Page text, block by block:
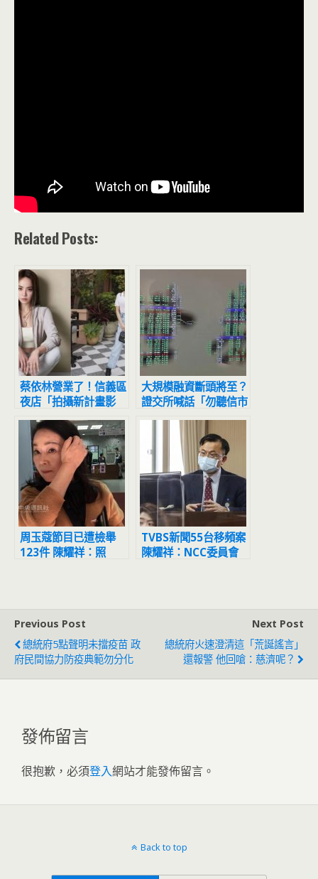
Related Posts:
蔡依林營業了！信義區
夜店「拍攝新計畫影
片」網友目擊驚：本人
正到翻掉
大規模融資斷頭將至？
證交所喊話「勿聽信市
場流言」
周玉蔻節目已遭檢舉
123件 陳耀祥：照
TVBS新聞55台移頻案
陳耀祥：NCC委員會
Previous Post
總統府5點聲明未擋疫苗 政
府民間協力防疫典範勿分化
Next Post
總統府火速澄清這「荒誕謠言」
還報警 他回嗆：慈濟呢？
發佈留言
很抱歉，必須登入網站才能發佈留言。
Back to top